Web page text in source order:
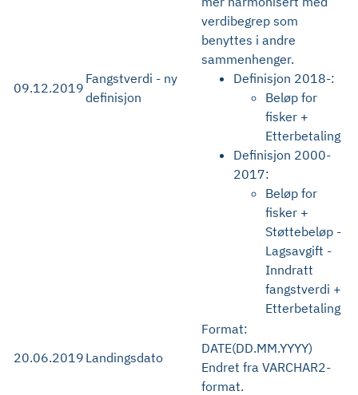
09.12.2019
Fangstverdi - ny
definisjon
verdibegrep som
benyttes i andre
sammenhenger.
Definisjon 2018-:
Beløp for
fisker +
Etterbetaling
Definisjon 2000-
2017:
Beløp for
fisker +
Støttebeløp -
Lagsavgift -
Inndratt
fangstverdi +
Etterbetaling
20.06.2019 Landingsdato
Format:
DATE(DD.MM.YYYY)
Endret fra VARCHAR2-
format.